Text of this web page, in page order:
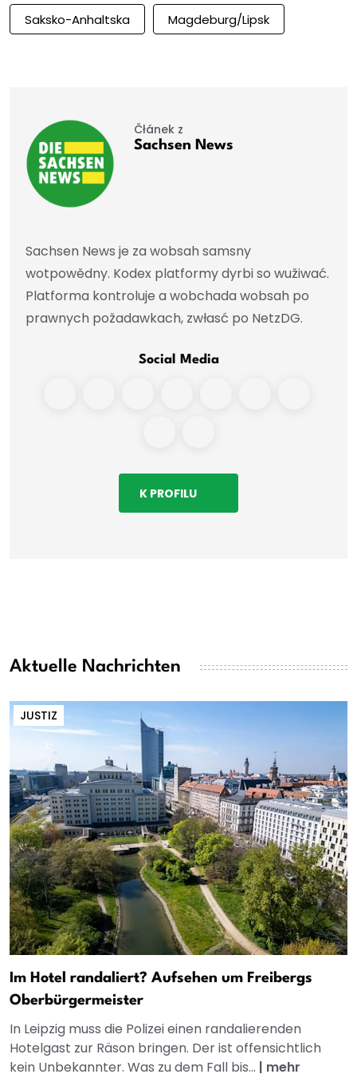
Saksko-Anhaltska Magdeburg/Lipsk
Čłánek z
Sachsen News
Sachsen News je za wobsah samsny
wotpowědny. Kodex platformy dyrbi so wužiwać.
Platforma kontroluje a wobchada wobsah po
prawnych požadawkach, zwłasć po NetzDG.
Social Media
K PROFILU
Aktuelle Nachrichten
JUSTIZ
Im Hotel randaliert? Aufsehen um Freibergs
Oberbürgermeister
In Leipzig muss die Polizei einen randalierenden
Hotelgast zur Räson bringen. Der ist offensichtlich
kein Unbekannter. Was zu dem Fall bis... | mehr